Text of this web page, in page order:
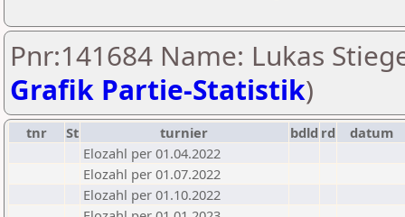
Pnr:141684 Name: Lukas
Grafik Partie-Statistik)
tnr St turnier bdld rd
datum
Elozahl per 01.04.2022
Elozahl per 01.07.2022
Elozahl per 01.10.2022